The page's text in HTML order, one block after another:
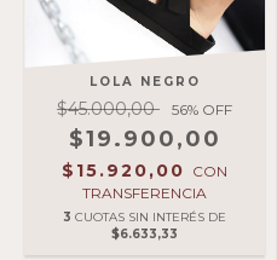
LOLA NEGRO
$45.000,00 56% OFF
$19.900,00
$15.920,00 CON
TRANSFERENCIA
3 CUOTAS SIN INTERÉS DE
$6.633,33